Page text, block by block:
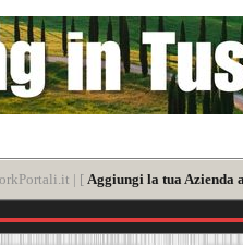
| [ Aggiungi la tua Azienda